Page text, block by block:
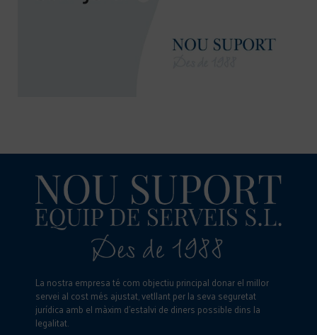
La nostra empresa té com objectiu principal donar el millor
servei al cost més ajustat, vetllant per la seva seguretat
jurídica amb el màxim d’estalvi de diners possible dins la
legalitat.